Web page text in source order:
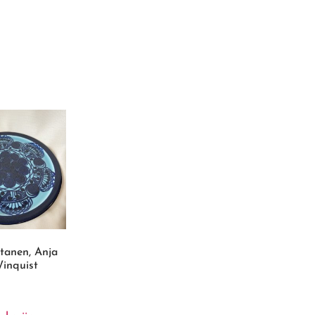
Anja